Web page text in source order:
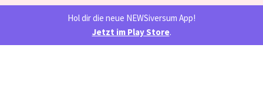
Hol dir die neue NEWSiversum App!
Jetzt im Play Store.